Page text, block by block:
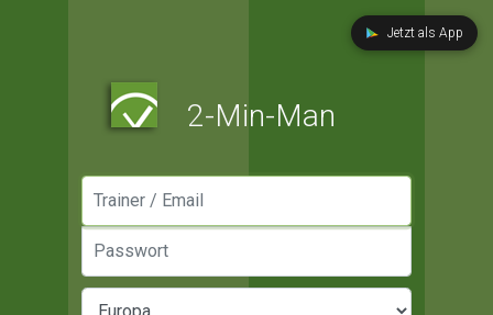
Jetzt als App
2-Min-Man